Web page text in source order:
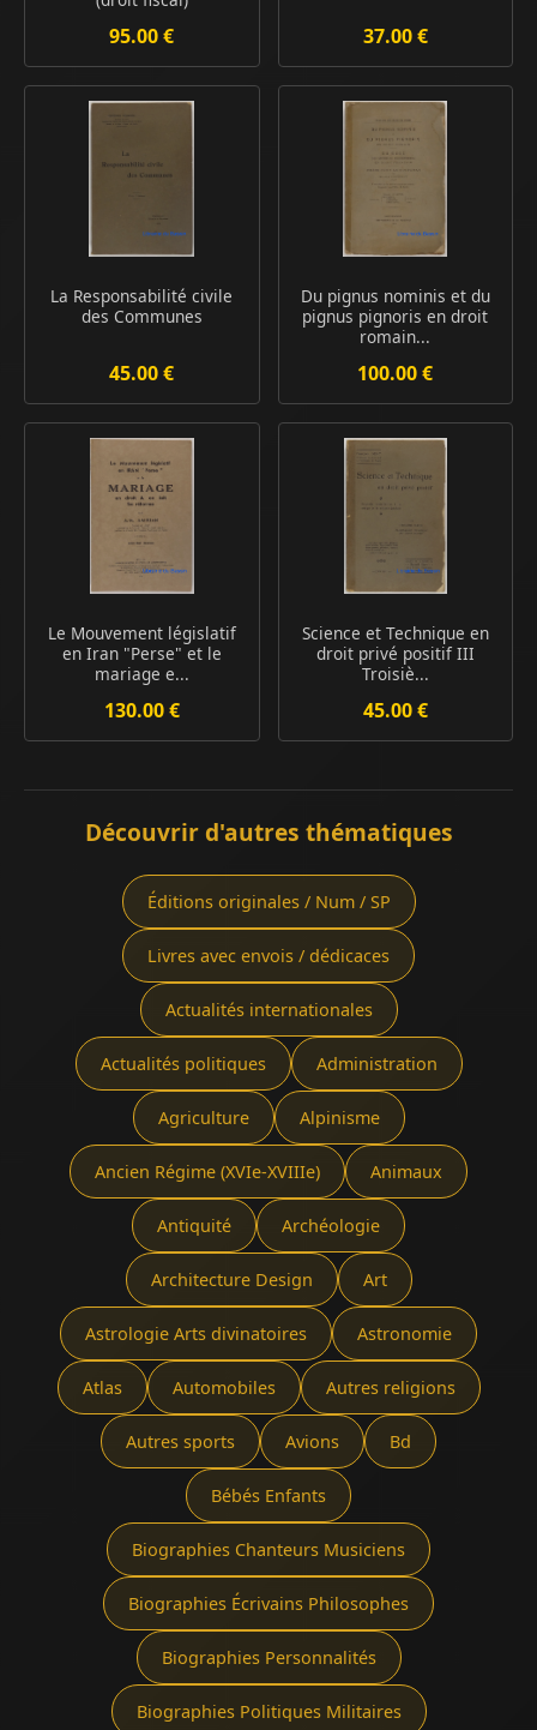
95.00 € 37.00 €
La Responsabilité civile
des Communes
45.00 €
Du pignus nominis et du
pignus pignoris en droit
romain...
100.00 €
Le Mouvement législatif
en Iran "Perse" et le
mariage e...
130.00 €
Science et Technique en
droit privé positif III
Troisiè...
45.00 €
Découvrir d'autres thématiques
Éditions originales / Num / SP
Livres avec envois / dédicaces
Actualités internationales
Actualités politiques Administration
Agriculture Alpinisme
Ancien Régime (XVIe-XVIIIe) Animaux
Antiquité Archéologie
Architecture Design Art
Astrologie Arts divinatoires Astronomie
Atlas Automobiles Autres religions
Autres sports Avions Bd
Bébés Enfants
Biographies Chanteurs Musiciens
Biographies Écrivains Philosophes
Biographies Personnalités
Biographies Politiques Militaires